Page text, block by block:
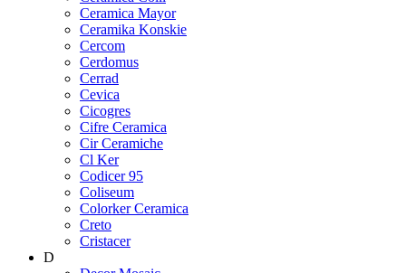
Ceramica Mayor
Ceramika Konskie
Cercom
Cerdomus
Cerrad
Cevica
Cicogres
Cifre Ceramica
Cir Ceramiche
Cl Ker
Codicer 95
Coliseum
Colorker Ceramica
Creto
Cristacer
D